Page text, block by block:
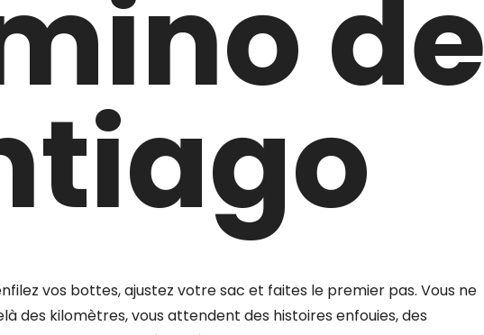
de
vos bottes, ajustez votre sac et faites le premier pas. Vous ne
des kilomètres, vous attendent des histoires enfouies, des